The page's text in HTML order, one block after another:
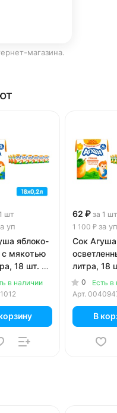
магазина.
шт
уп
яблоко-
с мякотью
18 шт. в
в наличии
62 ₽ за 1 шт
1 100 ₽ за уп
Сок
литра, 18
0
Есть в
Арт.
В